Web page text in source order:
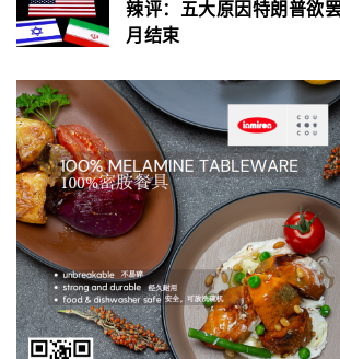
辣评：五大原因特朗普欲
月结束